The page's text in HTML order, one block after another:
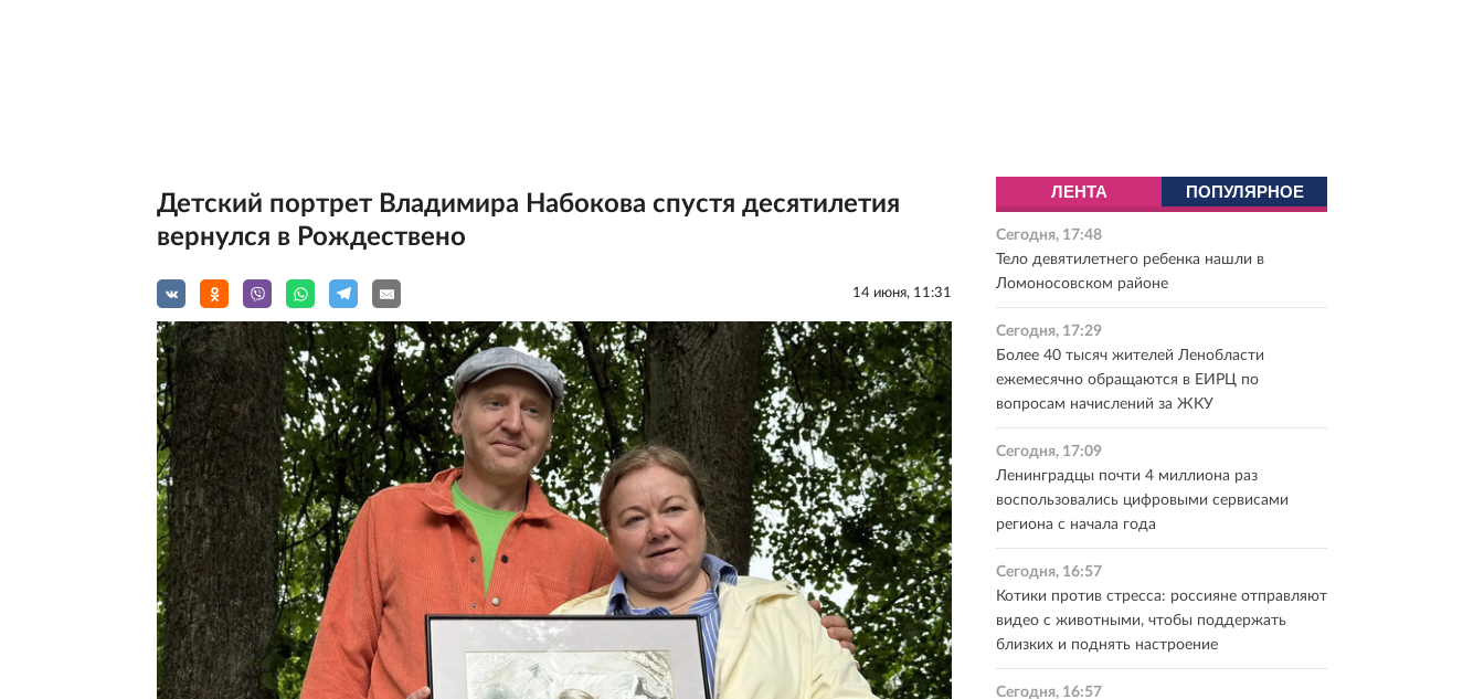
Детский портрет Владимира Набокова спустя десятилетия
вернулся в Рождествено
14 июня, 11:31
ЛЕНТА ПОПУЛЯРНОЕ
Сегодня, 17:48
Тело девятилетнего ребенка нашли в
Ломоносовском районе
Сегодня, 17:29
Более 40 тысяч жителей Ленобласти
ежемесячно обращаются в ЕИРЦ по
вопросам начислений за ЖКУ
Сегодня, 17:09
Ленинградцы почти 4 миллиона раз
воспользовались цифровыми сервисами
региона с начала года
Сегодня, 16:57
Котики против стресса: россияне отправляют
видео с животными, чтобы поддержать
близких и поднять настроение
Сегодня, 16:57